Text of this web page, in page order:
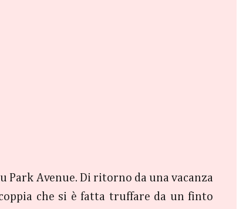
Park Avenue. Di ritorno da una vacanza
che si è fatta truffare da un finto